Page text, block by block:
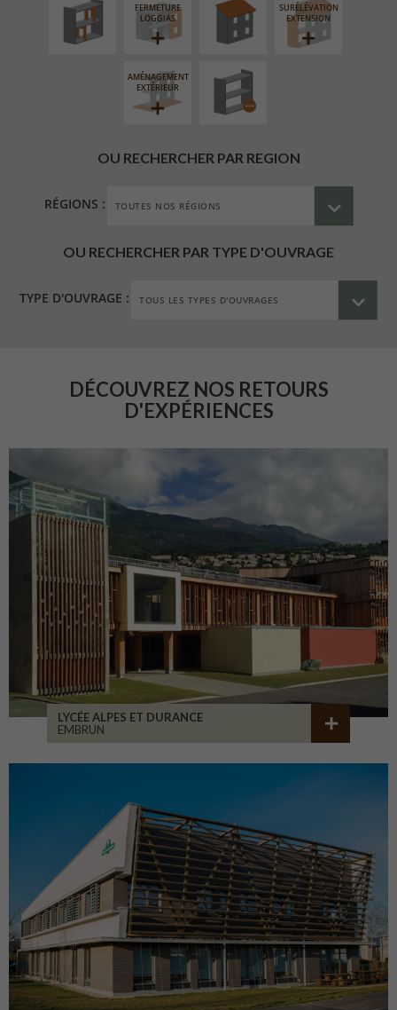
FERMETURE
LOGGIAS
SURÉLÉVATION
EXTENSION
AMÉNAGEMENT
EXTÉRIEUR
PROCÉDÉ
PARTICULIER
OU RECHERCHER PAR REGION
RÉGIONS :
OU RECHERCHER PAR TYPE D'OUVRAGE
TYPE D'OUVRAGE :
DÉCOUVREZ NOS RETOURS
D'EXPÉRIENCES
LYCÉE ALPES ET DURANCE
EMBRUN